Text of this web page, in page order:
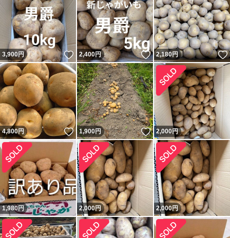
3,900円 いいね！
2,400円 いいね！
2,180円
4,800円 いいね！
1,900円 いいね！
2,000円
1,980円 2,000円 2,000円